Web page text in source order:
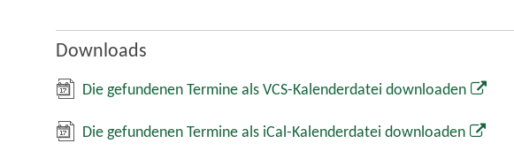
Downloads
Die gefundenen Termine als VCS-Kalenderdatei downloaden
Die gefundenen Termine als iCal-Kalenderdatei downloaden